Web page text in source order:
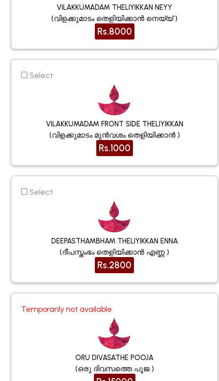
VILAKKUMADAM THELIYIKKAN NEYY
(വിളക്കുമാടം തെളിയിക്കാൻ നെയ്യ് )
Rs.8000
Select
VILAKKUMADAM FRONT SIDE THELIYIKKAN
(വിളക്കുമാടം മുൻവശം തെളിയിക്കാൻ )
Rs.1000
Select
DEEPASTHAMBHAM THELIYIKKAN ENNA
(ദീപസ്തംഭം തെളിയിക്കാൻ എണ്ണ )
Rs.2800
Temporarily not available
ORU DIVASATHE POOJA
(ഒരു ദിവസത്തെ പൂജ )